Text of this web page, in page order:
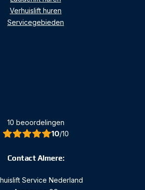
Verhuislift huren
Servicegebieden
10 beoordelingen
10/10
Contact Almere:
Service Nederland